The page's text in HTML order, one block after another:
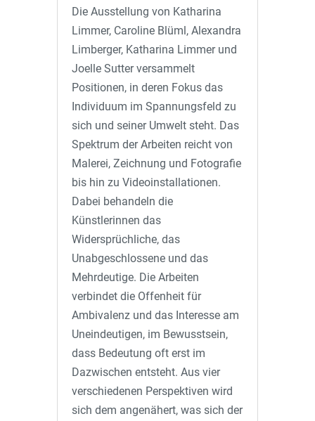
Die Ausstellung von Katharina
Limmer, Caroline Blüml, Alexandra
Limberger, Katharina Limmer und
Joelle Sutter versammelt
Positionen, in deren Fokus das
Individuum im Spannungsfeld zu
sich und seiner Umwelt steht. Das
Spektrum der Arbeiten reicht von
Malerei, Zeichnung und Fotografie
bis hin zu Videoinstallationen.
Dabei behandeln die
Künstlerinnen das
Widersprüchliche, das
Unabgeschlossene und das
Mehrdeutige. Die Arbeiten
verbindet die Offenheit für
Ambivalenz und das Interesse am
Uneindeutigen, im Bewusstsein,
dass Bedeutung oft erst im
Dazwischen entsteht. Aus vier
verschiedenen Perspektiven wird
sich dem angenähert, was sich der